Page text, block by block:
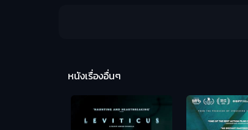
หนังเรื่องอื่นๆ